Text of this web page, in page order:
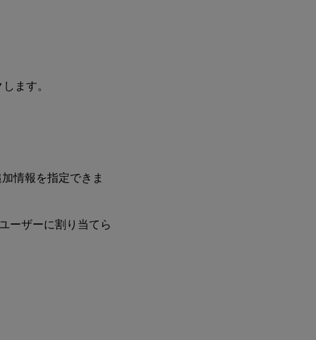
ます。
情報を指定できま
ーザーに割り当てら